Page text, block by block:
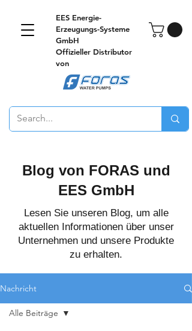
EES Energie-
Erzeugungs-Systeme
GmbH
Offizieller Distributor
von
Blog von FORAS und
EES GmbH
Lesen Sie unseren Blog, um alle
aktuellen Informationen über unser
Unternehmen und unsere Produkte
zu erhalten.
Nachricht
Alle Beiträge